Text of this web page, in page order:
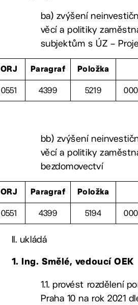
ba) zvýšení
věcí a politiky
subjektům s ÚZ –
ORJ Paragraf Položka
0551 4399 5219
bb) zvýšení
věcí a politiky
bezdomovectví
ORJ Paragraf Položka
0551 4399 5194
II. ukládá
1. Ing. Smělé, vedoucí OEK
1.1. provést rozdělení
Praha 10 na rok 2021